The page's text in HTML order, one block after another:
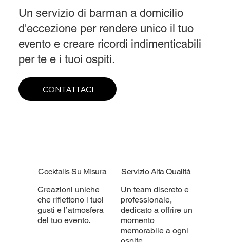
Un servizio di barman a domicilio
d'eccezione per rendere unico il tuo
evento e creare ricordi indimenticabili
per te e i tuoi ospiti.
CONTATTACI
Cocktails Su Misura
Creazioni uniche
che riflettono i tuoi
gusti e l’atmosfera
del tuo evento.
Servizio Alta Qualità
Un team discreto e
professionale,
dedicato a offrire un
momento
memorabile a ogni